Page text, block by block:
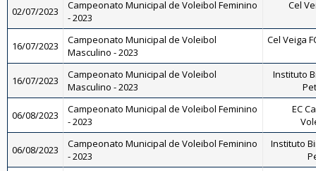
02/07/2023
Campeonato Municipal de Voleibol Feminino
- 2023
Cel
16/07/2023
Campeonato Municipal de Voleibol
Masculino - 2023
Cel Veiga
16/07/2023
Campeonato Municipal de Voleibol
Masculino - 2023
Instituto
06/08/2023
Campeonato Municipal de Voleibol Feminino
- 2023
EC
06/08/2023
Campeonato Municipal de Voleibol Feminino
- 2023
Instituto